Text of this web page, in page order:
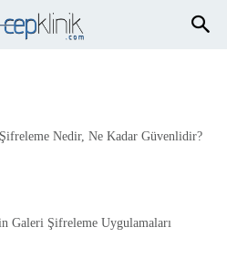
Nedir, Ne Kadar Güvenlidir?
Galeri Şifreleme Uygulamaları